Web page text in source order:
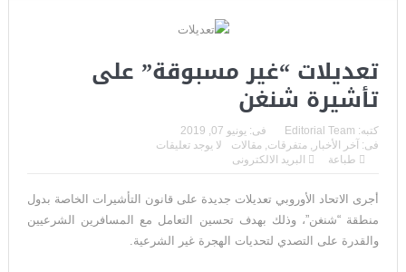
اعتقال مسلح قرب ملعب ترامب للغولف في كاليفورنيا قبل زيارته
الرئاسية..
لحظة لا تتكرر إلا مرة واحدة في العمر… فوق مياه المحيط الهادئ
هيكلية الجيش اللبناني: تنظيم متكامل يحمي لبنان من الحدود إلى
الداخل
“فيفا” يتراجع تحت ضغط العالم… وإنفانتينو يواجه إحدى أكبر
هزائمه السياسية
تعديلات “غير مسبوقة” على
تأشيرة شنغن
كتبه: Editorial Team فى: يونيو 07, 2019
فى: آخر الأخبار , متفرقات, مقالات
لا يوجد تعليقات
طباعة
البريد الالكترونى
أجرى الاتحاد الأوروبي تعديلات جديدة على قانون التأشيرات الخاصة بدول
منطقة “شنغن”، وذلك بهدف تحسين التعامل مع المسافرين الشرعيين
والقدرة على التصدي لتحديات الهجرة غير الشرعية.